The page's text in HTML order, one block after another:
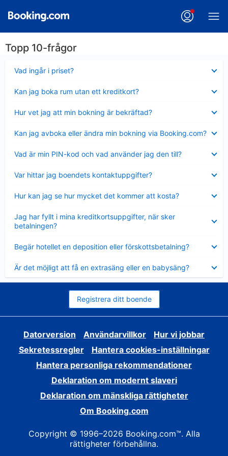
Topp 10-frågor
Vad ingår i priset?
mindre
Kan jag boka rum utan ett kreditkort?
mindre
Hur vet jag att min bokning är bekräftad?
mindre
Kan jag avboka eller ändra min bokning via Booking.com?
mindre
Vad är min PIN-kod och vad använder jag den till?
mindre
Var hittar jag boendets kontaktuppgifter?
mindre
Hur kan jag se hur mycket det kommer att kosta?
mindre
Jag har fyllt i mina kreditkortsuppgifter, när sker
betalningen?
mindre
Begär hotellet en deposition eller förskottsbetalning?
mindre
Är det möjligt att få en extrasäng eller en babysäng?
mindre
Registrera ditt boende
Datorversion Användarvillkor
Hur vi jobbar
Sekretessregler
Hantera cookies-inställningar
Hantera personliga rekommendationer
Deklaration om modernt slaveri
Deklaration om mänskliga rättigheter
Om Booking.com
Copyright © 1996–2026 Booking.com™. Alla
rättigheter förbehållna.